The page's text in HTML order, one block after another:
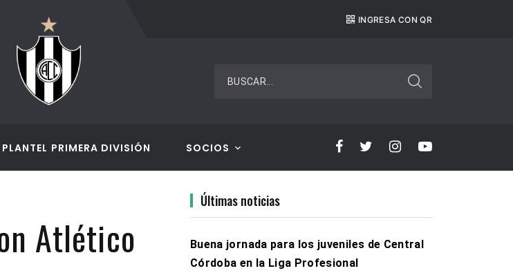
UNION VS. CENTRAL CÓRDOBA UNION VS. CENTRAL CÓRDOBAINGRESA CON QR
BUSCAR...
PLANTEL PRIMERA DIVISIÓN SOCIOS
Atlético
Últimas noticias
Buena jornada para los juveniles de Central
Córdoba en la Liga Profesional